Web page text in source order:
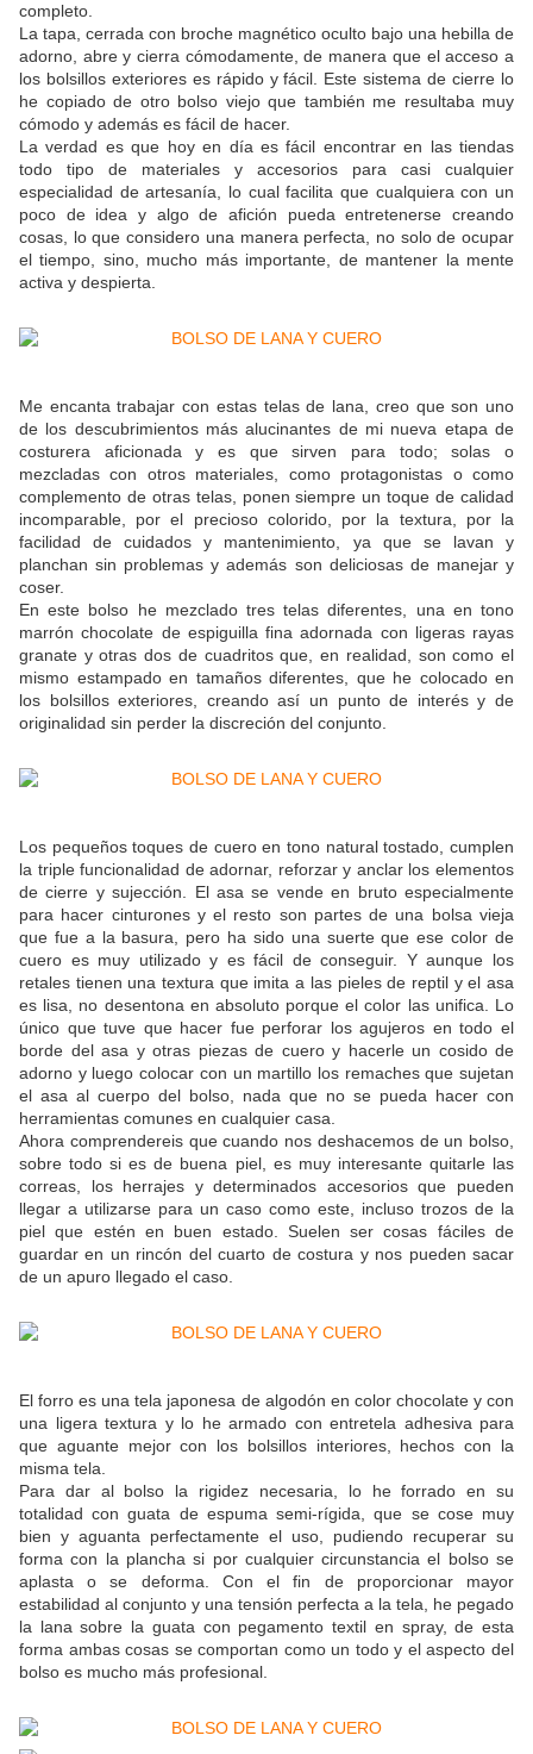
completo.
La tapa, cerrada con broche magnético oculto bajo una hebilla de
adorno, abre y cierra cómodamente, de manera que el acceso a
los bolsillos exteriores es rápido y fácil. Este sistema de cierre lo
he copiado de otro bolso viejo que también me resultaba muy
cómodo y además es fácil de hacer.
La verdad es que hoy en día es fácil encontrar en las tiendas
todo tipo de materiales y accesorios para casi cualquier
especialidad de artesanía, lo cual facilita que cualquiera con un
poco de idea y algo de afición pueda entretenerse creando
cosas, lo que considero una manera perfecta, no solo de ocupar
el tiempo, sino, mucho más importante, de mantener la mente
activa y despierta.
Me encanta trabajar con estas telas de lana, creo que son uno
de los descubrimientos más alucinantes de mi nueva etapa de
costurera aficionada y es que sirven para todo; solas o
mezcladas con otros materiales, como protagonistas o como
complemento de otras telas, ponen siempre un toque de calidad
incomparable, por el precioso colorido, por la textura, por la
facilidad de cuidados y mantenimiento, ya que se lavan y
planchan sin problemas y además son deliciosas de manejar y
coser.
En este bolso he mezclado tres telas diferentes, una en tono
marrón chocolate de espiguilla fina adornada con ligeras rayas
granate y otras dos de cuadritos que, en realidad, son como el
mismo estampado en tamaños diferentes, que he colocado en
los bolsillos exteriores, creando así un punto de interés y de
originalidad sin perder la discreción del conjunto.
Los pequeños toques de cuero en tono natural tostado, cumplen
la triple funcionalidad de adornar, reforzar y anclar los elementos
de cierre y sujección. El asa se vende en bruto especialmente
para hacer cinturones y el resto son partes de una bolsa vieja
que fue a la basura, pero ha sido una suerte que ese color de
cuero es muy utilizado y es fácil de conseguir. Y aunque los
retales tienen una textura que imita a las pieles de reptil y el asa
es lisa, no desentona en absoluto porque el color las unifica. Lo
único que tuve que hacer fue perforar los agujeros en todo el
borde del asa y otras piezas de cuero y hacerle un cosido de
adorno y luego colocar con un martillo los remaches que sujetan
el asa al cuerpo del bolso, nada que no se pueda hacer con
herramientas comunes en cualquier casa.
Ahora comprendereis que cuando nos deshacemos de un bolso,
sobre todo si es de buena piel, es muy interesante quitarle las
correas, los herrajes y determinados accesorios que pueden
llegar a utilizarse para un caso como este, incluso trozos de la
piel que estén en buen estado. Suelen ser cosas fáciles de
guardar en un rincón del cuarto de costura y nos pueden sacar
de un apuro llegado el caso.
El forro es una tela japonesa de algodón en color chocolate y con
una ligera textura y lo he armado con entretela adhesiva para
que aguante mejor con los bolsillos interiores, hechos con la
misma tela.
Para dar al bolso la rigidez necesaria, lo he forrado en su
totalidad con guata de espuma semi-rígida, que se cose muy
bien y aguanta perfectamente el uso, pudiendo recuperar su
forma con la plancha si por cualquier circunstancia el bolso se
aplasta o se deforma. Con el fin de proporcionar mayor
estabilidad al conjunto y una tensión perfecta a la tela, he pegado
la lana sobre la guata con pegamento textil en spray, de esta
forma ambas cosas se comportan como un todo y el aspecto del
bolso es mucho más profesional.